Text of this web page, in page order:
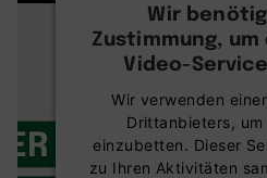
Wir
Zustimmung, um
Video-
Wir verwenden
Drittanbieters,
einzubetten. Dieser
zu Ihren Aktivitäten